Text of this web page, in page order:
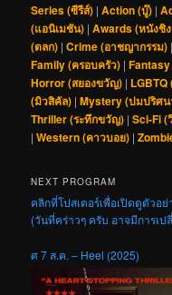
Series (ซีรีส์) |Action (บู๊) |
(แอนิเมชัน) |Awards (หนังชิ
(ตลก) |Crime (อาชญากรรม) |
Family (ครอบครัว) |
Horror (สยองขวัญ) | LGBTQ
(มิวสิคัล) |Mystery (ปมปริศ
Thriller (ระทึกขวัญ) |Sci-Fi (
|Western (คาวบอย) |
NEXT PROGRAM
คลิกที่โปสเตอร์เพื่อเปิดดูตัวอย่
(วันที่คร่าวๆ ครับ อาจมีการเป
ศ 7 ส.ค. – Heel (2025)